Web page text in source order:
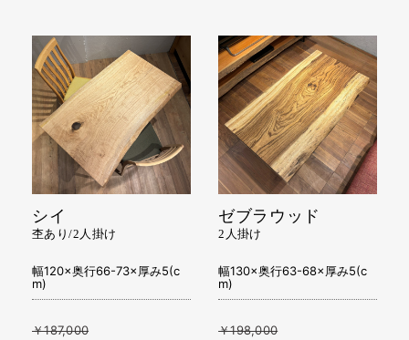
シイ
杢あり/2人掛け
幅120×奥行66-73×厚み5(c
m)
￥187,000
ゼブラウッド
2人掛け
幅130×奥行63-68×厚み5(c
m)
￥198,000